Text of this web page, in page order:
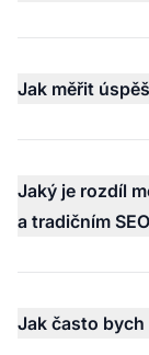
Jak měřit
Jaký je rozdíl
a tradičním
Jak často bych